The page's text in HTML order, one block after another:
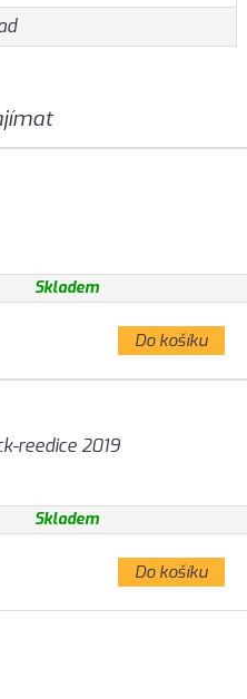
Skladem
Do košíku
reedice 2019
Skladem
Do košíku